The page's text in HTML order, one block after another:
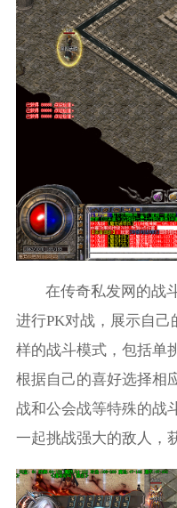
在传奇私发网的战
进行PK对战，展示自
样的战斗模式，包括单
根据自己的喜好选择相
战和公会战等特殊的战
一起挑战强大的敌人，